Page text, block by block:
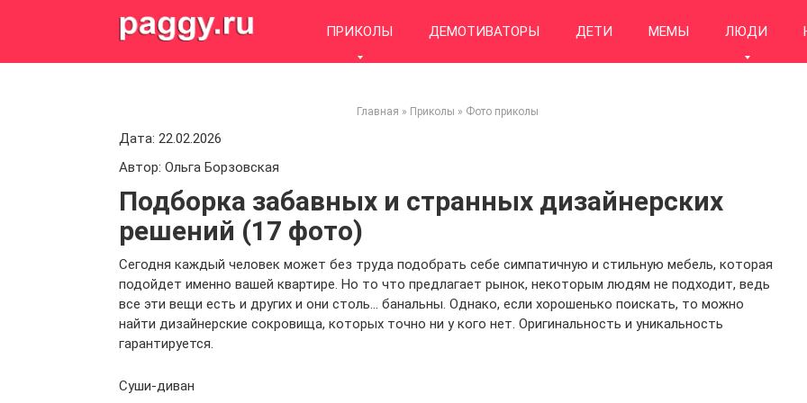
ПРИКОЛЫ ДЕМОТИВАТОРЫ ДЕТИ МЕМЫ ЛЮДИ
Главная » Приколы » Фото приколы
Дата: 22.02.2026
Автор: Ольга Борзовская
Подборка забавных и странных дизайнерских
решений (17 фото)
Сегодня каждый человек может без труда подобрать себе симпатичную и стильную мебель, которая
подойдет именно вашей квартире. Но то что предлагает рынок, некоторым людям не подходит, ведь
все эти вещи есть и других и они столь… банальны. Однако, если хорошенько поискать, то можно
найти дизайнерские сокровища, которых точно ни у кого нет. Оригинальность и уникальность
гарантируется.
Суши-диван